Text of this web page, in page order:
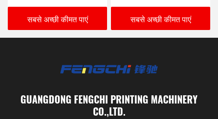
GW-1450L विरोधी जंग
सबसे अच्छी कीमत पाएं
केडब्ल्यू
सबसे अच्छी कीमत पाएं
GUANGDONG FENGCHI PRINTING MACHINERY
CO.,LTD.